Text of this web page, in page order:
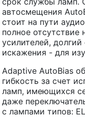
автосмещения
стоит на пути
полное
усилителей,
искажения - для
Adaptive AutoBias
гибкость за счет
ламп, имеющихся
даже
с лампами типов: